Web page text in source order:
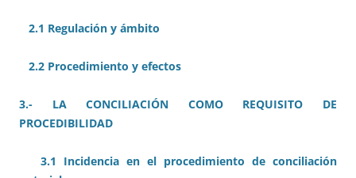
2.1 Regulación y ámbito
2.2 Procedimiento y efectos
3.- LA CONCILIACIÓN COMO REQUISITO DE
PROCEDIBILIDAD
3.1 Incidencia en el procedimiento de conciliación